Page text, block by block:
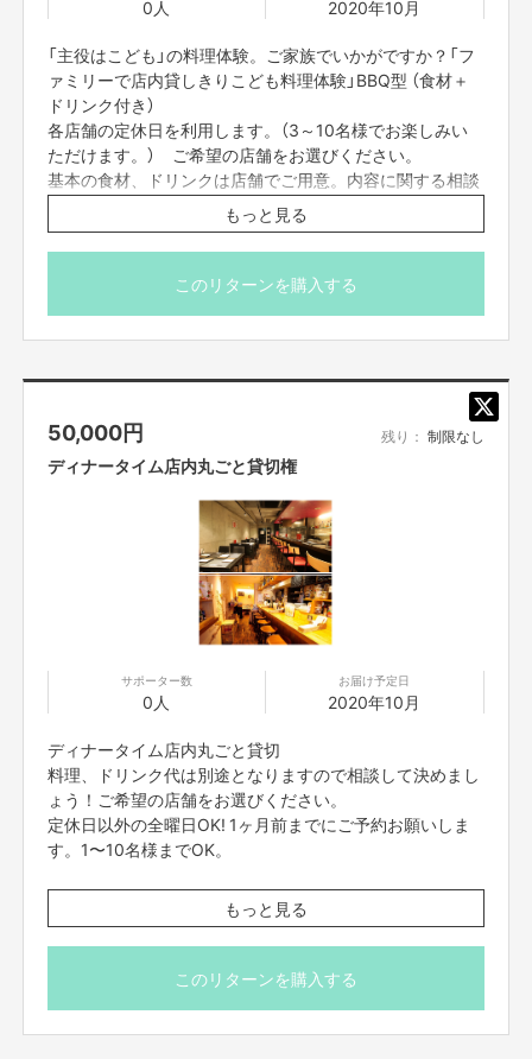
※本記載例はあくまで一例です。本プロジェクト「リンクル」で展開していく
サービス内容、サブスクの特典内容はメンバーと相談し、よりお客様に喜ん
でもらえるよう、ブラッシュアップしていく予定です。
プロジェクト名
「Lincle」 〜リンクル〜 （Link ＋Cycle 繋がって巡る）
http://www.tb-giorno.com/fcblog/2020/05/14/456/
●創作串料理「Dining Juicys104」（ダイニング ジューシー）
http://diningjuicys-104.jp
●会員制サービスの仕組みづくり
●賛同店舗と会員様集めの広告費
として大切に使わせていただきます。
最後に
このプロジェクトの最大のポイントは、
●世界平和を本気で目指す「プペル関連企画」への継続的な応援と有事の際の
被災地支援、そして
●「収益の完全均等分配」です。
これは「お金を平等に分け合う」という事ですが、本当に大切なのは「お金」
ではなく「分け合う」という点です。
「助け合う」という思考性です。
独占したり、偏ったりするのではなく「繋がって助け合い、共有して循環す
「自分を守る前に、仲間を守る」という考え方です。
0人
2020年10月
「主役はこども」の料理体験。ご家族でいかがですか？「フ
ァミリーで店内貸しきりこども料理体験」BBQ型 （食材＋
ドリンク付き）
各店舗の定休日を利用します。（3～10名様でお楽しみい
ただけます。） ご希望の店舗をお選びください。
基本の食材、ドリンクは店舗でご用意。内容に関する相談
可。
例 串カツパーティ、オムレツづくり、ステーキの焼き方
伝授、アクアパッツァなど。
18:00-21:00http://diningjuicys-104.jp
●Trattoria Bar Giorno （イタリア食堂「ジョルノ」） 月曜日
定休
12:00-13:00（火曜ー金曜）
18:00-21:00（火曜ー日曜）http://www.tb-
giorno.com/fcblog/2020/05/14/456/
もっと見る
このリターンを購入する
50,000円 残り： 制限なし
ディナータイム店内丸ごと貸切権
サポーター数
0人
お届け予定日
2020年10月
ディナータイム店内丸ごと貸切
料理、ドリンク代は別途となりますので相談して決めまし
ょう！ご希望の店舗をお選びください。
定休日以外の全曜日OK! 1ヶ月前までにご予約お願いしま
す。1〜10名様までOK。
店舗情報
●創作串料理「Dining Juicys104」（ダイニング ジューシ
ー） 日曜日定休
http://diningjuicys-104.jp
もっと見る
このリターンを購入する